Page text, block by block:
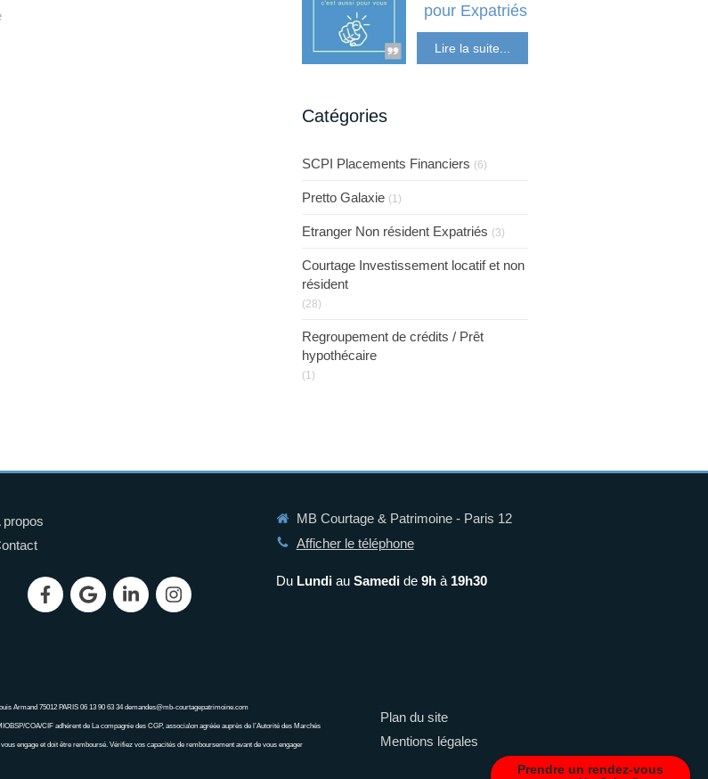
Prendre un rendez-vous
pour Expatriés
résident Expatriés
Lire la suite...
Catégories
SCPI Placements Financiers (6)
Pretto Galaxie (1)
Etranger Non résident Expatriés (3)
Courtage Investissement locatif et non
résident
(28)
Regroupement de crédits / Prêt
hypothécaire
(1)
propos
MB Courtage & Patrimoine - Paris 12
Afficher le téléphone
Du Lundiau Samedide 9hà 19h30
Armand 75012 PARIS 06 13 90 63 34 demandes@mb-courtagepatrimoine.com
COA/CIF adhérent de La compagnie des CGP, associa\on agréée auprès de l’Autorité des Marchés
engage et doit être remboursé. Vérifiez vos capacités de remboursement avant de vous engager
Plan du site
Mentions légales